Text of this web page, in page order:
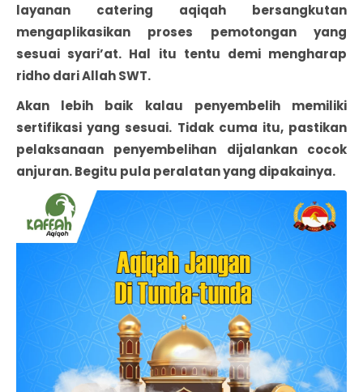
layanan catering aqiqah bersangkutan
mengaplikasikan proses pemotongan yang
sesuai syari’at. Hal itu tentu demi mengharap
ridho dari Allah SWT.
Akan lebih baik kalau penyembelih memiliki
sertifikasi yang sesuai. Tidak cuma itu, pastikan
pelaksanaan penyembelihan dijalankan cocok
anjuran. Begitu pula peralatan yang dipakainya.